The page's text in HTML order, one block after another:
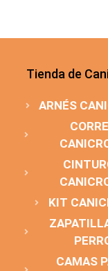
Tienda de
ARNÉS
KIT
CAMAS